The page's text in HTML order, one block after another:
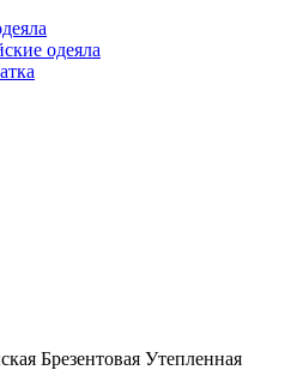
одеяла
Брезентовая Утепленная